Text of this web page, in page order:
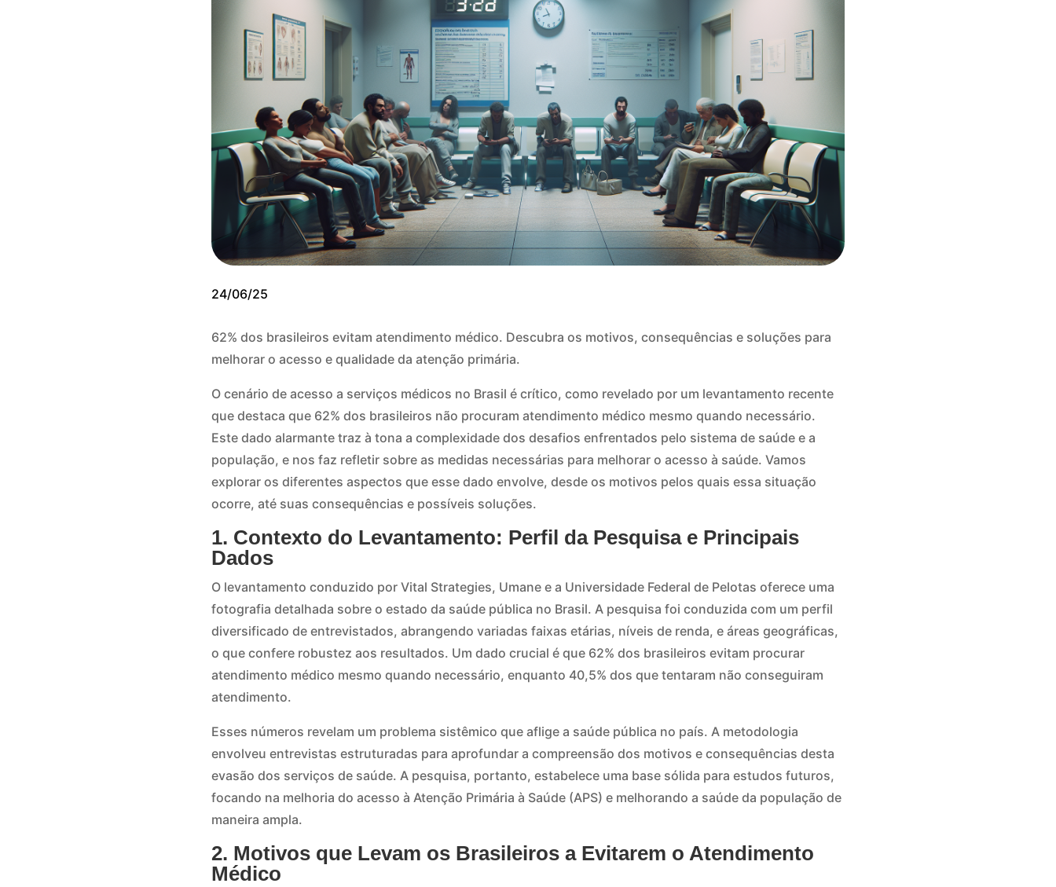
24/06/25
62% dos brasileiros evitam atendimento médico. Descubra os motivos, consequências e soluções para
melhorar o acesso e qualidade da atenção primária.
O cenário de acesso a serviços médicos no Brasil é crítico, como revelado por um levantamento recente
que destaca que 62% dos brasileiros não procuram atendimento médico mesmo quando necessário.
Este dado alarmante traz à tona a complexidade dos desafios enfrentados pelo sistema de saúde e a
população, e nos faz refletir sobre as medidas necessárias para melhorar o acesso à saúde. Vamos
explorar os diferentes aspectos que esse dado envolve, desde os motivos pelos quais essa situação
ocorre, até suas consequências e possíveis soluções.
1. Contexto do Levantamento: Perfil da Pesquisa e Principais
Dados
O levantamento conduzido por Vital Strategies, Umane e a Universidade Federal de Pelotas oferece uma
fotografia detalhada sobre o estado da saúde pública no Brasil. A pesquisa foi conduzida com um perfil
diversificado de entrevistados, abrangendo variadas faixas etárias, níveis de renda, e áreas geográficas,
o que confere robustez aos resultados. Um dado crucial é que 62% dos brasileiros evitam procurar
atendimento médico mesmo quando necessário, enquanto 40,5% dos que tentaram não conseguiram
atendimento.
Esses números revelam um problema sistêmico que aflige a saúde pública no país. A metodologia
envolveu entrevistas estruturadas para aprofundar a compreensão dos motivos e consequências desta
evasão dos serviços de saúde. A pesquisa, portanto, estabelece uma base sólida para estudos futuros,
focando na melhoria do acesso à Atenção Primária à Saúde (APS) e melhorando a saúde da população de
maneira ampla.
2. Motivos que Levam os Brasileiros a Evitarem o Atendimento
Médico